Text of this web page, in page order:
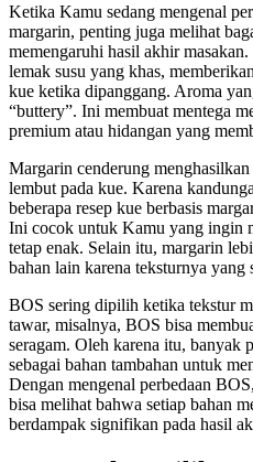
Ketika Kamu sedang mengenal
margarin, penting juga melihat
memengaruhi hasil akhir
lemak susu yang khas,
kue ketika dipanggang. Aroma
“buttery”. Ini membuat mentega
premium atau hidangan yang
Margarin cenderung
lembut pada kue. Karena
beberapa resep kue berbasis
Ini cocok untuk Kamu yang ingin
tetap enak. Selain itu, margarin
bahan lain karena teksturnya yang
BOS sering dipilih ketika tekstur
tawar, misalnya, BOS bisa
seragam. Oleh karena itu, banyak
sebagai bahan tambahan untuk
Dengan mengenal perbedaan
bisa melihat bahwa setiap bahan
berdampak signifikan pada hasil